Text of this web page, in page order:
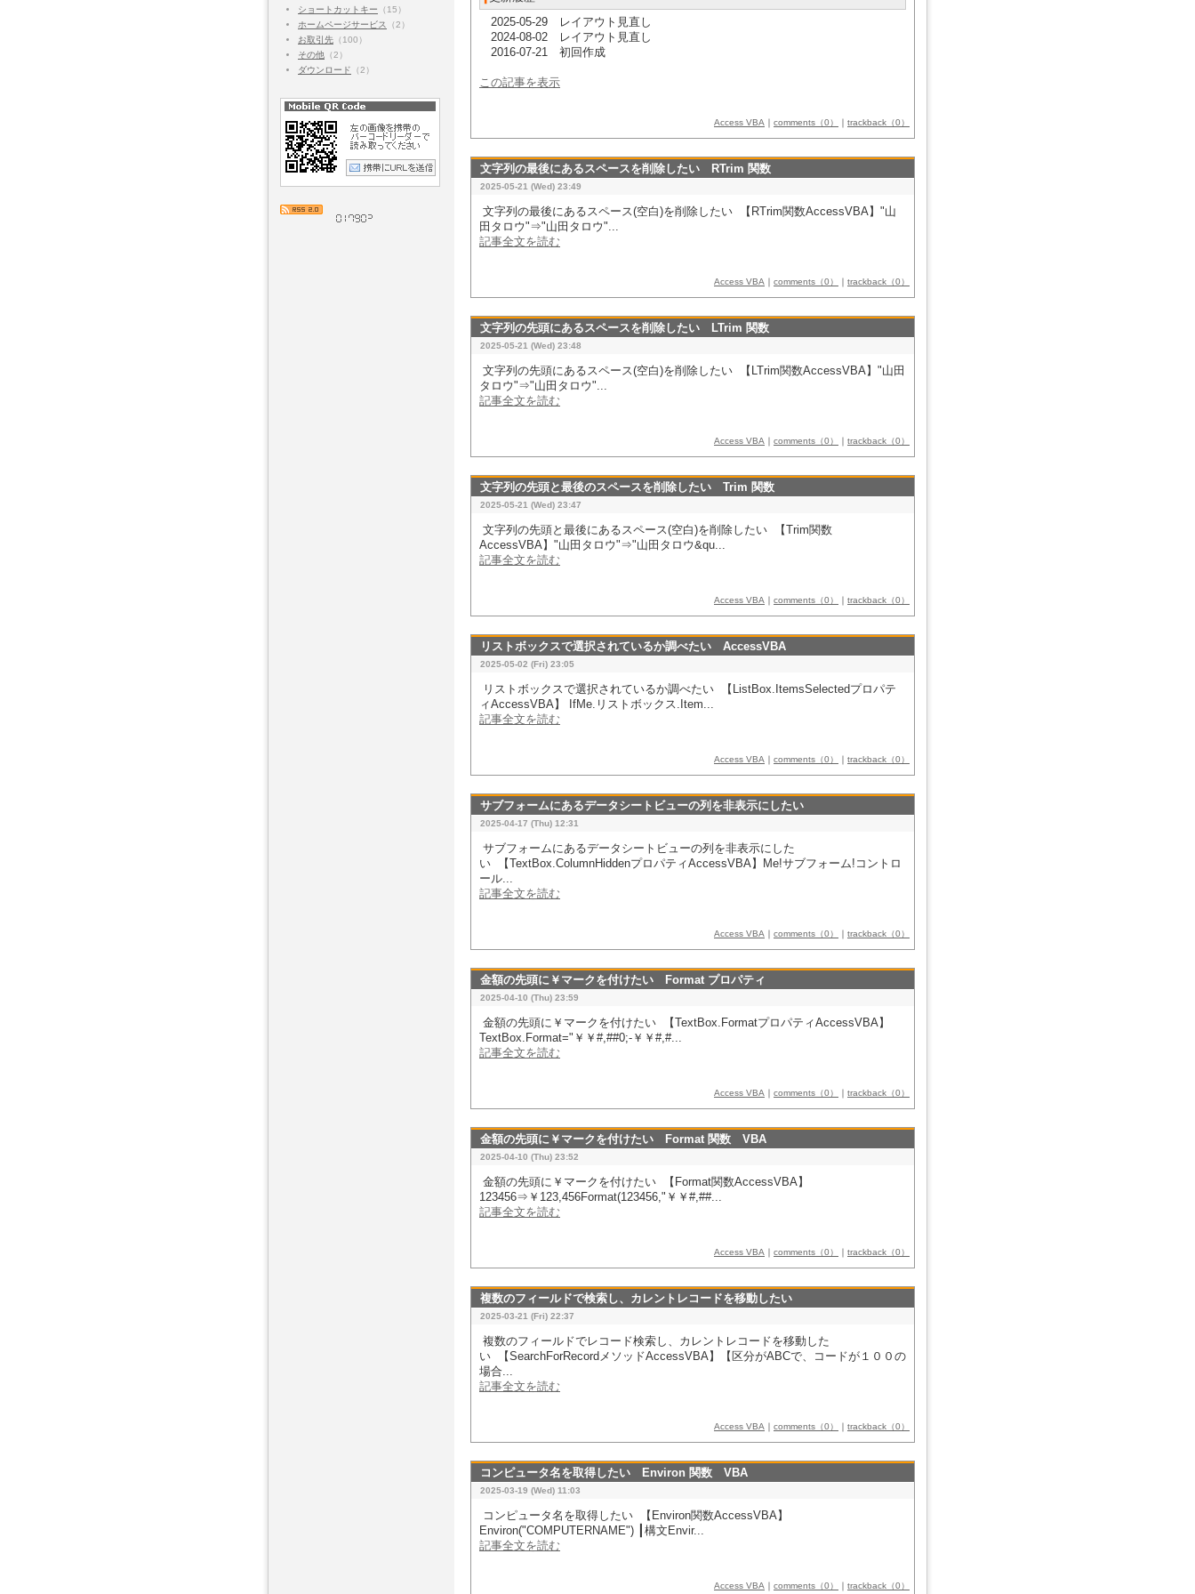
​ 2025-05-29​ レイアウト見直し
​ 2024-08-02 レイアウト見直し
​ 2016-07-21 初回作成
この記事を表示
Access VBA ｜ comments（0） ｜ trackback（0）
文字列の最後にあるスペースを削除したい RTrim 関数
2025-05-21 (Wed) 23:49
​​ 文字列の最後にあるスペース(空白)を削除したい 【RTrim関数AccessVBA】"山
田タロウ"⇒"山田タロウ"...
記事全文を読む
Access VBA ｜ comments（0） ｜ trackback（0）
文字列の先頭にあるスペースを削除したい LTrim 関数
2025-05-21 (Wed) 23:48
​​ 文字列の先頭にあるスペース(空白)を削除したい 【LTrim関数AccessVBA】"山田
タロウ"⇒"山田タロウ"...
記事全文を読む
Access VBA ｜ comments（0） ｜ trackback（0）
文字列の先頭と最後のスペースを削除したい Trim 関数
2025-05-21 (Wed) 23:47
​​ 文字列の先頭と最後にあるスペース(空白)を削除したい 【Trim関数
AccessVBA】"山田タロウ"⇒"山田タロウ&qu...
記事全文を読む
Access VBA ｜ comments（0） ｜ trackback（0）
リストボックスで選択されているか調べたい AccessVBA
2025-05-02 (Fri) 23:05
​​ リストボックスで選択されているか調べたい 【ListBox.ItemsSelectedプロパテ
ィAccessVBA】 IfMe.リストボックス.Item...
記事全文を読む
Access VBA ｜ comments（0） ｜ trackback（0）
サブフォームにあるデータシートビューの列を非表示にしたい
2025-04-17 (Thu) 12:31
​​ サブフォームにあるデータシートビューの列を非表示にした
い 【TextBox.ColumnHiddenプロパティAccessVBA】Me!サブフォーム!コントロ
ール...
記事全文を読む
Access VBA ｜ comments（0） ｜ trackback（0）
金額の先頭に￥マークを付けたい Format プロパティ
2025-04-10 (Thu) 23:59
​​ 金額の先頭に￥マークを付けたい 【TextBox.FormatプロパティAccessVBA】
TextBox.Format="￥￥#,##0;-￥￥#,#...
記事全文を読む
Access VBA ｜ comments（0） ｜ trackback（0）
金額の先頭に￥マークを付けたい Format 関数 VBA
2025-04-10 (Thu) 23:52
​​ 金額の先頭に￥マークを付けたい 【Format関数AccessVBA】
123456⇒￥123,456Format(123456,"￥￥#,##...
記事全文を読む
Access VBA ｜ comments（0） ｜ trackback（0）
複数のフィールドで検索し、カレントレコードを移動したい
2025-03-21 (Fri) 22:37
​​ 複数のフィールドでレコード検索し、カレントレコードを移動した
い 【SearchForRecordメソッドAccessVBA】【区分がABCで、コードが１００の
場合...
記事全文を読む
Access VBA ｜ comments（0） ｜ trackback（0）
コンピュータ名を取得したい Environ 関数 VBA
2025-03-19 (Wed) 11:03
​​ コンピュータ名を取得したい 【Environ関数AccessVBA】
Environ("COMPUTERNAME") ┃構文Envir...
記事全文を読む
Access VBA ｜ comments（0） ｜ trackback（0）
ショートカットキー （15）
ホームページサービス
（2）
お取引先 （100）
その他 （2）
ダウンロード （2）